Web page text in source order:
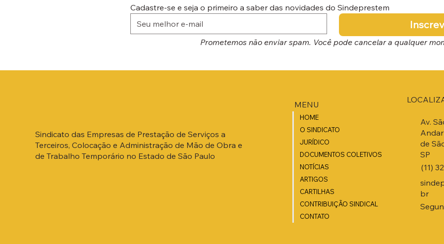
Cadastre-se e seja o primeiro a saber das novidades do Sindeprestem
Prometemos não enviar spam. Você pode cancelar a qualquer
Sindicato das Empresas de Prestação de Serviços a
Terceiros, Colocação e Administração de Mão de Obra e
de Trabalho Temporário no Estado de São Paulo
MENU
HOME
O SINDICATO
JURÍDICO
DOCUMENTOS COLETIVOS
NOTÍCIAS
ARTIGOS
CARTILHAS
CONTRIBUIÇÃO SINDICAL
CONTATO
Av.
de
SP
(11)
br